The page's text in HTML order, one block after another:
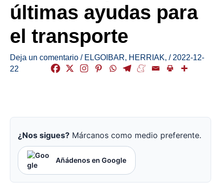
últimas ayudas para
el transporte
Deja un comentario / ELGOIBAR, HERRIAK, / 2022-12-
22
¿Nos sigues? Márcanos como medio preferente.
Añádenos en Google